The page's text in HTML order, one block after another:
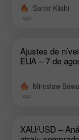
Samir Klishi
ago
Ajustes de
EUA – 7 de
Miroslaw
ago
XAU/USD –